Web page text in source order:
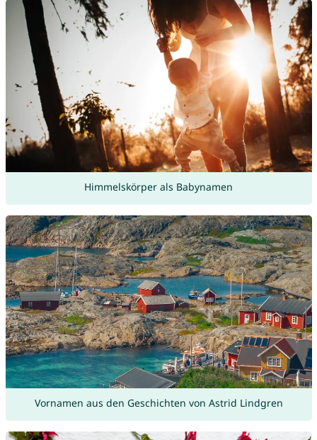
Himmelskörper als Babynamen
Vornamen aus den Geschichten von Astrid Lindgren